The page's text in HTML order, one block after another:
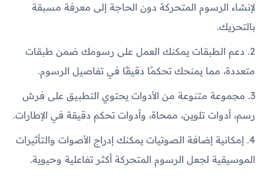
لإنشاء الرسوم المتحركة دون الحاجة إلى معرفة مسبقة
بالتحريك.
2. دعم الطبقات يمكنك العمل على رسومك ضمن طبقات
متعددة، مما يمنحك تحكمًا دقيقًا في تفاصيل الرسوم.
3. مجموعة متنوعة من الأدوات يحتوي التطبيق على فرش
رسم، أدوات تلوين، ممحاة، وأدوات تحكم دقيقة في الإطارات.
4. إمكانية إضافة الصوتيات يمكنك إدراج الأصوات والتأثيرات
الموسيقية لجعل الرسوم المتحركة أكثر تفاعلية وحيوية.